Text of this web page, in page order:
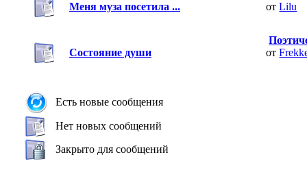
Меня муза посетила ... отLilu
Состояние души
от
Есть новые сообщения
Нет новых сообщений
Закрыто для сообщений